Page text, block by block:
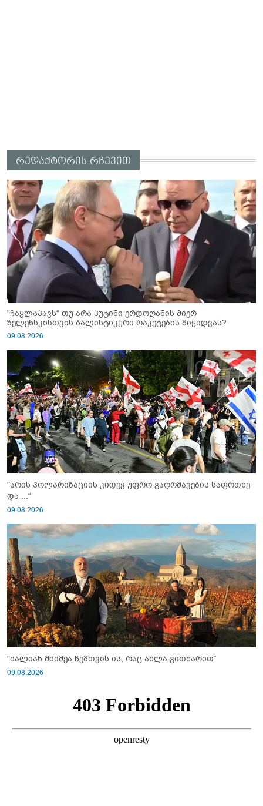
რედაქტორის რჩევით
"ჩაყლაპავს“ თუ არა პუტინი ერდოღანის მიერ
ზელენსკისთვის ბალისტიკური რაკეტების მიყიდვას?
09.08.2026
"არის პოლარიზაციის კიდევ უფრო გაღრმავების საფრთხე
და ...“
09.08.2026
"ძალიან მძიმეა ჩემთვის ის, რაც ახლა გითხარით“
09.08.2026